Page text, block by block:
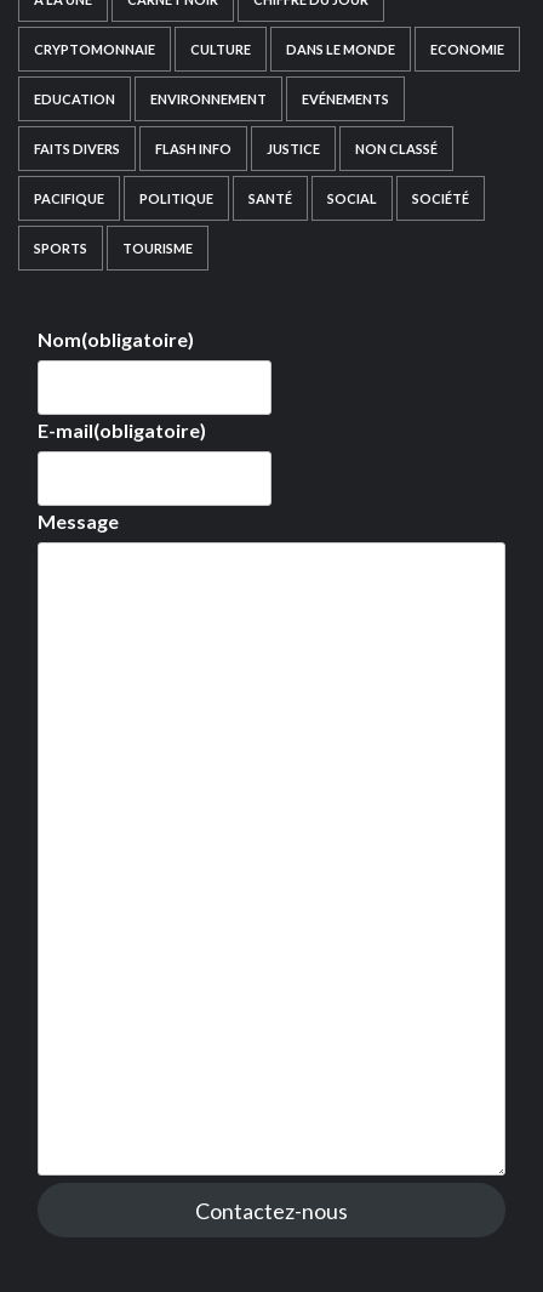
CRYPTOMONNAIE CULTURE DANS LE MONDE ECONOMIE
EDUCATION ENVIRONNEMENT EVÉNEMENTS
FAITS DIVERS FLASH INFO JUSTICE NON CLASSÉ
PACIFIQUE POLITIQUE SANTÉ SOCIAL SOCIÉTÉ
SPORTS TOURISME
Nom(obligatoire)
E-mail(obligatoire)
Message
Contactez-nous